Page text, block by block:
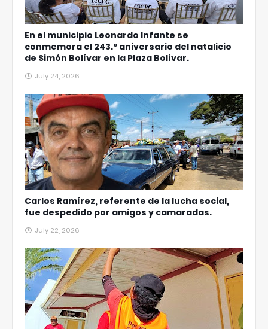
En el municipio Leonardo Infante se
conmemora el 243.º aniversario del natalicio
de Simón Bolívar en la Plaza Bolívar.
July 24, 2026
Carlos Ramírez, referente de la lucha social,
fue despedido por amigos y camaradas.
July 22, 2026